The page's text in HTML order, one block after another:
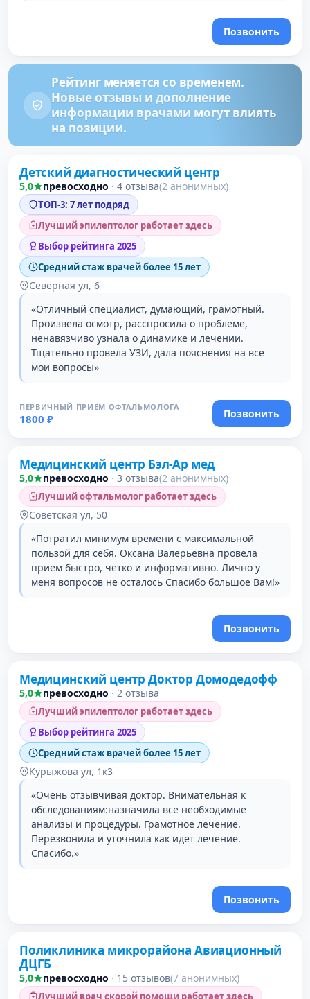
Позвонить
Рейтинг меняется со временем.
Новые отзывы и дополнение
информации врачами могут влиять
на позиции.
Проверено давно
Детский диагностический центр
5,0 превосходно · 4 отзыва(2 анонимных)
ТОП-3: 7 лет подряд
Лучший эпилептолог работает здесь
Выбор рейтинга 2025
Средний стаж врачей более 15 лет
Северная ул, 6
«Отличный специалист, думающий, грамотный.
Произвела осмотр, расспросила о проблеме,
ненавязчиво узнала о динамике и лечении.
Тщательно провела УЗИ, дала пояснения на все
мои вопросы»
ПЕРВИЧНЫЙ ПРИЁМ ОФТАЛЬМОЛОГА
1800 ₽ Позвонить
Медицинский центр Бэл-Ар мед
5,0 превосходно · 3 отзыва(2 анонимных)
Лучший офтальмолог работает здесь
Советская ул, 50
«Потратил минимум времени с максимальной
пользой для себя. Оксана Валерьевна провела
прием быстро, четко и информативно. Лично у
меня вопросов не осталось Спасибо большое Вам!»
Позвонить
Медицинский центр Доктор Домодедофф
5,0 превосходно · 2 отзыва
Лучший эпилептолог работает здесь
Выбор рейтинга 2025
Средний стаж врачей более 15 лет
Курыжова ул, 1к3
«Очень отзывчивая доктор. Внимательная к
обследованиям:назначила все необходимые
анализы и процедуры. Грамотное лечение.
Перезвонила и уточнила как идет лечение.
Спасибо.»
Позвонить
Поликлиника микрорайона Авиационный
ДЦГБ
5,0 превосходно · 15 отзывов(7 анонимных)
Лучший врач скорой помощи работает здесь